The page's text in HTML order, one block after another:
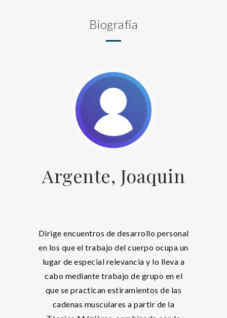
Biografía
Argente, Joaquin
Dirige encuentros de desarrollo personal
en los que el trabajo del cuerpo ocupa un
lugar de especial relevancia y lo lleva a
cabo mediante trabajo de grupo en el
que se practican estiramientos de las
cadenas musculares a partir de la